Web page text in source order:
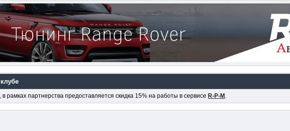
в рамках партнерства предоставляется скидка 15% на работы в сервисе R-P-M .